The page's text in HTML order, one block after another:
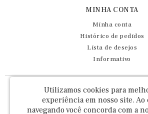
MINHA CONTA
Minha conta
Histórico de pedidos
Lista de desejos
Informativo
Fernando Maluhy Cia Ltda - CNPJ:
Rua Dr Euclydes da Cunha, 47 - Brás - São Paulo /
Utilizamos cookies para
experiência em nosso site. Ao
navegando você concorda com a